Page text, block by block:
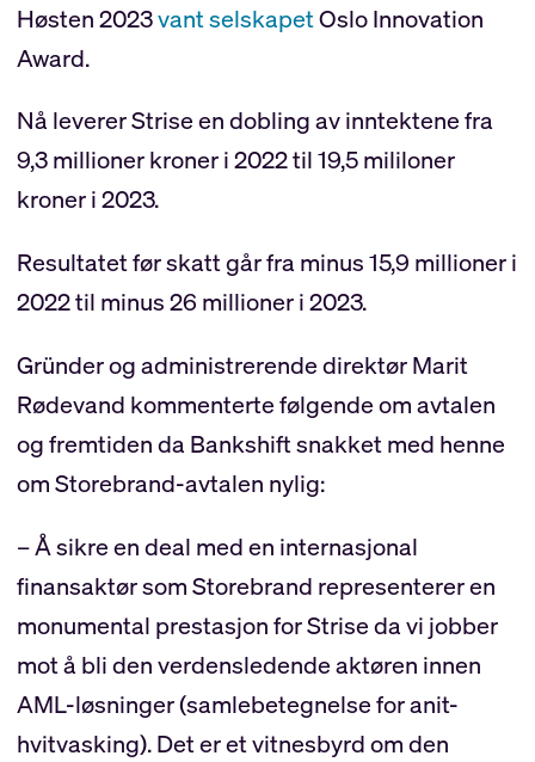
Høsten 2023vant selskapetOslo Innovation
Award.
Nå leverer Strise en dobling av inntektene fra
9,3 millioner kroner i 2022 til 19,5 mililoner
kroner i 2023.
Resultatet før skatt går fra minus 15,9 millioner i
2022 til minus 26 millioner i 2023.
Gründer og administrerende direktør Marit
Rødevand kommenterte følgende om avtalen
og fremtiden da Bankshift snakket med henne
om Storebrand-avtalen nylig:
– Å sikre en deal med en internasjonal
finansaktør som Storebrand representerer en
monumental prestasjon for Strise da vi jobber
mot å bli den verdensledende aktøren innen
AML-løsninger (samlebetegnelse for anit-
hvitvasking). Det er et vitnesbyrd om den